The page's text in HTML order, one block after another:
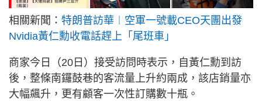
相關新聞： 特朗普訪華︱空軍一號載CEO天團出發
Nvidia黃仁勳收電話趕上「尾班車」
商家今日（20日）接受訪問時表示，自黃仁勳到訪
後，整條南鑼鼓巷的客流量上升約兩成，該店銷量亦
大幅飆升，更有顧客一次性訂購數十瓶。